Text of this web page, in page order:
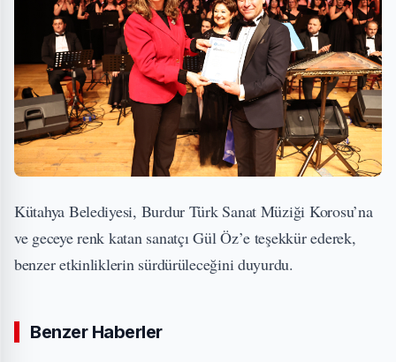
Kütahya Belediyesi, Burdur Türk Sanat Müziği Korosu’na
ve geceye renk katan sanatçı Gül Öz’e teşekkür ederek,
benzer etkinliklerin sürdürüleceğini duyurdu.
Benzer Haberler